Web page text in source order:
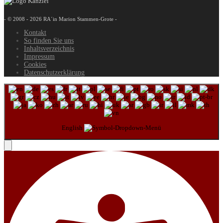
- © 2008 - 2026 RA´in Marion Stammen-Grote -
Kontakt
So finden Sie uns
Inhaltsverzeichnis
Impressum
Cookies
Datenschutzerklärung
English